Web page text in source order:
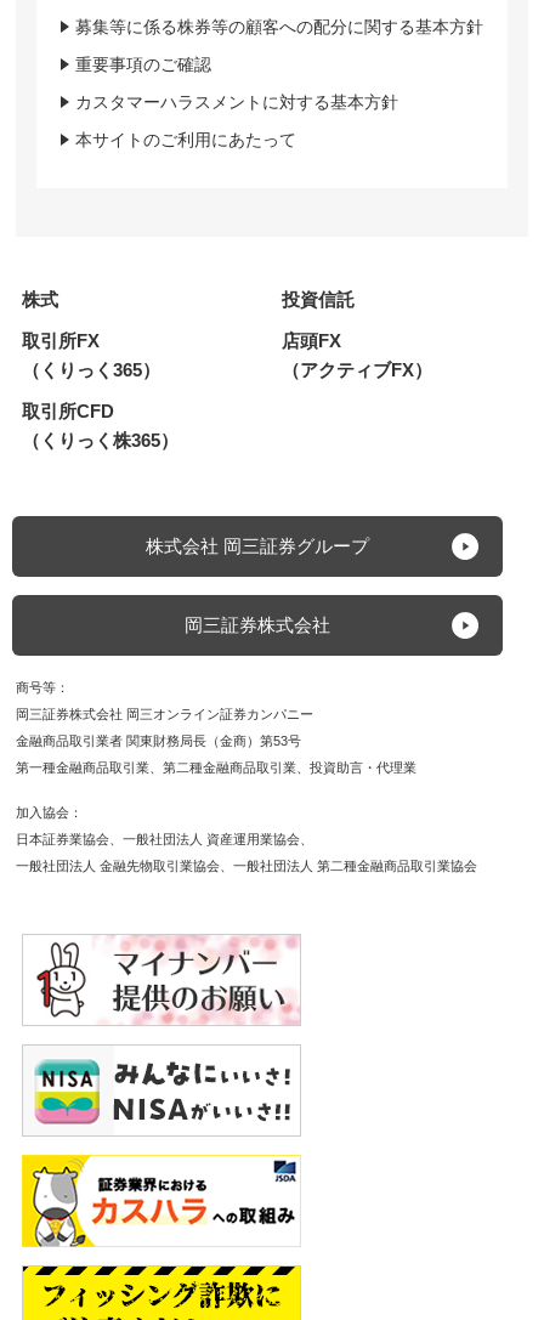
募集等に係る株券等の顧客への配分に関する基本方針
重要事項のご確認
カスタマーハラスメントに対する基本方針
本サイトのご利用にあたって
株式
投資信託
取引所FX
（くりっく365）
店頭FX
（アクティブFX）
取引所CFD
（くりっく株365）
株式会社 岡三証券グループ
岡三証券株式会社
商号等
岡三証券株式会社 岡三オンライン証券カンパニー
金融商品取引業者 関東財務局長（金商）第53号
第一種金融商品取引業
第二種金融商品取引業 投資助言・代理業
加入協会
日本証券業協会
一般社団法人 資産運用業協会
一般社団法人 金融先物取引業協会
一般社団法人 第二種金融商品取引業協会